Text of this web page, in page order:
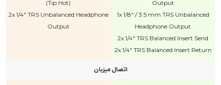
Output
1x 1/8" / 3.5 mm TRS Unbalanced
Headphone Output
2x 1/4" TRS Balanced Insert Send
2x 1/4" TRS Balanced Insert Return
(Tip Hot)
2x 1/4" TRS Unbalanced Headphone
Output
اتصال میزبان